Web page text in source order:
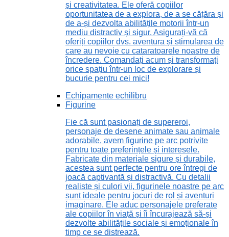
și creativitatea. Ele oferă copiilor
oportunitatea de a explora, de a se cățăra și
de a-și dezvolta abilitățile motorii într-un
mediu distractiv și sigur. Asigurați-vă că
oferiți copiilor dvs. aventura și stimularea de
care au nevoie cu cataratoarele noastre de
încredere. Comandați acum și transformați
orice spațiu într-un loc de explorare și
bucurie pentru cei mici!
Echipamente echilibru
Figurine
Fie că sunt pasionați de supereroi,
personaje de desene animate sau animale
adorabile, avem figurine pe arc potrivite
pentru toate preferințele și interesele.
Fabricate din materiale sigure și durabile,
acestea sunt perfecte pentru ore întregi de
joacă captivantă și distractivă. Cu detalii
realiste și culori vii, figurinele noastre pe arc
sunt ideale pentru jocuri de rol și aventuri
imaginare. Ele aduc personajele preferate
ale copiilor în viață și îi încurajează să-și
dezvolte abilitățile sociale și emoționale în
timp ce se distrează.